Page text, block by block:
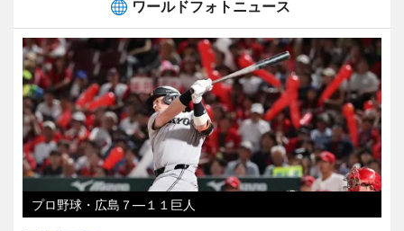
ワールドフォトニュース
プロ野球・広島７―１１巨人